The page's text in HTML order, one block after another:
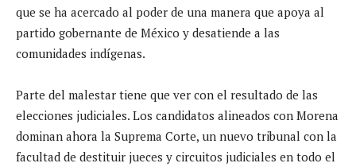
que se ha acercado al poder de una manera que apoya al
partido gobernante de México y desatiende a las
comunidades indígenas.
Parte del malestar tiene que ver con el resultado de las
elecciones judiciales. Los candidatos alineados con Morena
dominan ahora la Suprema Corte, un nuevo tribunal con la
facultad de destituir jueces y circuitos judiciales en todo el